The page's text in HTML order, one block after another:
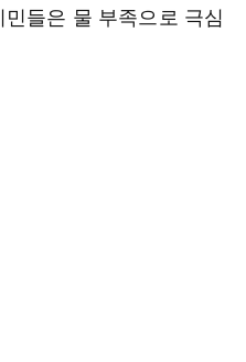
들은 물 부족으로 극심